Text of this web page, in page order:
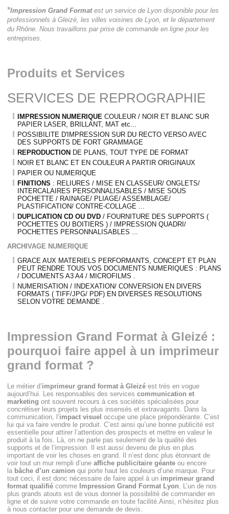
*Impression Grand Formatest un service de Lyon disponible pour les
professionnels à Gleizé, les villes voisines de Lyon, et le département
du Rhône. Nous travaillons par prise de commande en ligne pour les
entreprises.
Produits et Services
SERVICES DE REPROGRAPHIE
IMPRESSION NUMERIQUE COULEUR / NOIR ET BLANC SUR
PAPIER LASER, BRILLANT, MAT etc...
POSSIBILITE D'IMPRESSION SUR DU RECTO VERSO AVEC
DES SUPPORTS DE FORT GRAMMAGE
REPRODUCTION DE PLANS, TOUT TYPE DE FORMAT
NOIR ET BLANC ET EN COULEUR A PARTIR ORIGINAUX
PAPIER OU NUMERIQUE
FINITIONS : RELIURES / MISE EN CLASSEUR/ ONGLETS/
INTERCALAIRES PERSONNALISABLES / MISE SOUS
POCHETTE / RAINAGE/ PLIAGE/ ASSEMBLAGE/
PLASTIFICATION/ CONTRE-COLLAGE ...
DUPLICATION CD OU DVD / FOURNITURE DES SUPPORTS (
POCHETTES OU BOITIERS ) / IMPRESSION QUADRI/
POCHETTES PERSONNALISABLES ...
ARCHIVAGE NUMERIQUE
GRACE AUX MATERIELS PERFORMANTS, CONCEPT ET PLAN
PEUT RENDRE TOUS VOS DOCUMENTS NUMERIQUES : PLANS
/ DOCUMENTS A3 A4 / MICROFILMS .
NUMERISATION / INDEXATION/ CONVERSION EN DIVERS
FORMATS ( TIFF/JPG/ PDF) EN DIVERSES RESOLUTIONS
SELON VOTRE DEMANDE .
Impression Grand Format à Gleizé :
pourquoi faire appel à un imprimeur
grand format ?
Le métier d’imprimeur grand format à Gleizé est très en vogue
aujourd’hui. Les responsables des servicescommunication et
marketing ont souvent recours à ces sociétés spécialisées pour
concrétiser leurs projets les plus insensés et extravagants. Dans la
communication, l’impact visuel occupe une place prépondérante. C’est
lui qui va faire vendre le produit. C’est ainsi qu’une bonne publicité est
essentielle pour attirer l’attention des prospects et mettre en valeur le
produit à la fois. Là, on ne parle pas seulement de la qualité des
supports et de l’impression. Il est aussi devenu de plus en plus
important de voir les choses en grand. Il n’est donc plus étonnant de
voir tout un mur rempli d’uneaffiche publicitaire géante ou encore
la bâche d’un camion qui porte haut les couleurs d’une marque. Pour
tout ceci, il est donc nécessaire de faire appel à un imprimeur grand
format qualifié comme Impression Grand Format Lyon. L’un de nos
plus grands atouts est de vous donner la possibilité de commander en
ligne et de suivre votre commande en toute facilité.Ainsi, n’hésitez plus
à nous contacter pour une demande de devis.